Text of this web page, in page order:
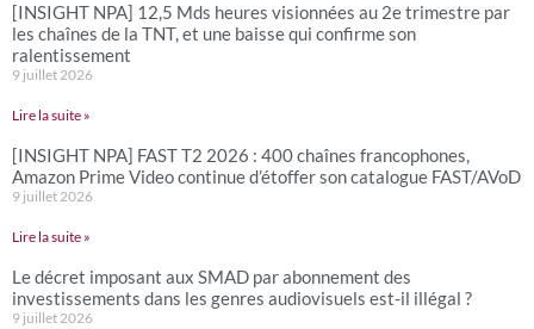
[INSIGHT NPA] 12,5 Mds heures visionnées au 2e trimestre par
les chaînes de la TNT, et une baisse qui confirme son
ralentissement
9 juillet 2026
Lire la suite »
[INSIGHT NPA] FAST T2 2026 : 400 chaînes francophones,
Amazon Prime Video continue d’étoffer son catalogue FAST/AVoD
9 juillet 2026
Lire la suite »
Le décret imposant aux SMAD par abonnement des
investissements dans les genres audiovisuels est-il illégal ?
9 juillet 2026